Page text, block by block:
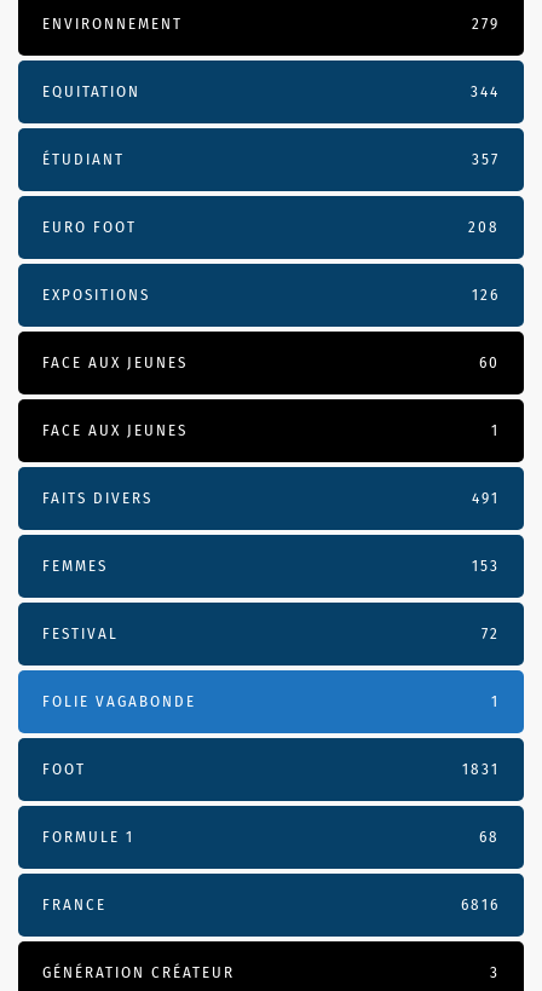
ENVIRONNEMENT 279
EQUITATION 344
ÉTUDIANT 357
EURO FOOT 208
EXPOSITIONS 126
FACE AUX JEUNES 60
FACE AUX JEUNES 1
FAITS DIVERS 491
FEMMES 153
FESTIVAL 72
FOLIE VAGABONDE 1
FOOT 1831
FORMULE 1 68
FRANCE 6816
GÉNÉRATION CRÉATEUR 3